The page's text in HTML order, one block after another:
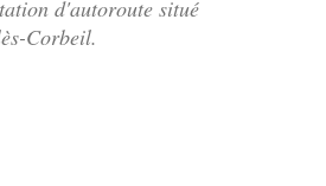
d'autoroute situé
Corbeil.
Épuisé